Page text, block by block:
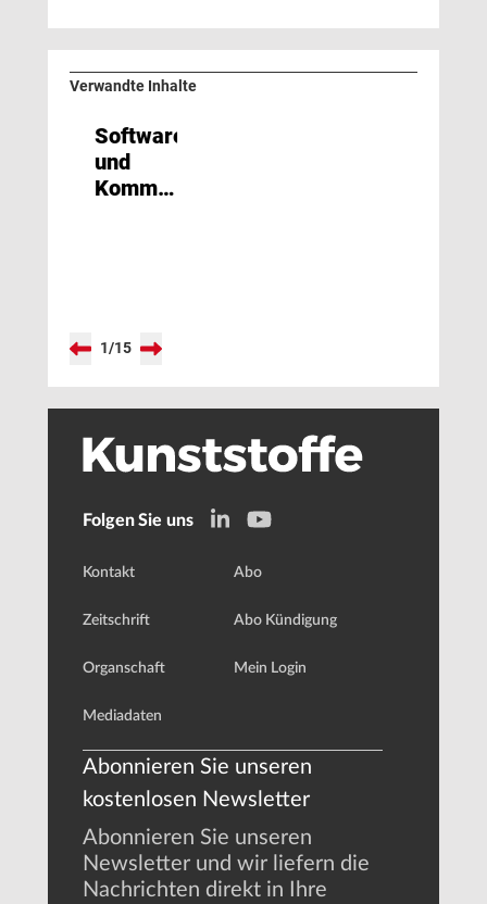
Verwandte Inhalte
Software
und
Kommunikation
1/15
Folgen Sie uns
Kontakt
Zeitschrift
Organschaft
Mediadaten
Abo
Abo Kündigung
Mein Login
Abonnieren Sie unseren
kostenlosen Newsletter
Abonnieren Sie unseren
Newsletter und wir liefern die
Nachrichten direkt in Ihre